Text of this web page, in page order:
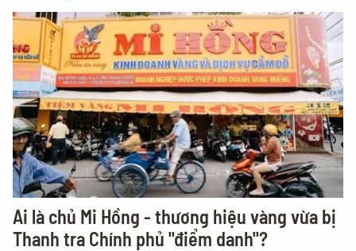
Ai là chủ Mi Hồng - thương hiệu vàng vừa bị
Thanh tra Chính phủ "điểm danh"?